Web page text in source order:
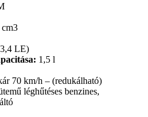
cm3
LE)
1,5 l
70 km/h – (redukálható)
léghűtéses benzines,